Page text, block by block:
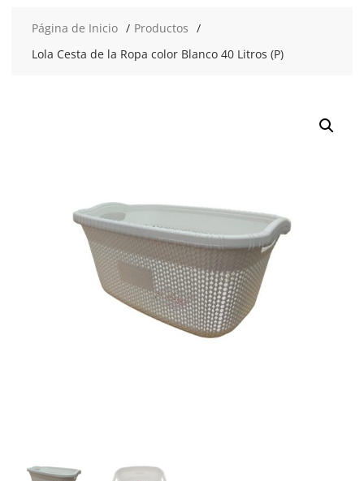
Página de Inicio
Productos
Lola Cesta de la Ropa color Blanco 40 Litros (P)